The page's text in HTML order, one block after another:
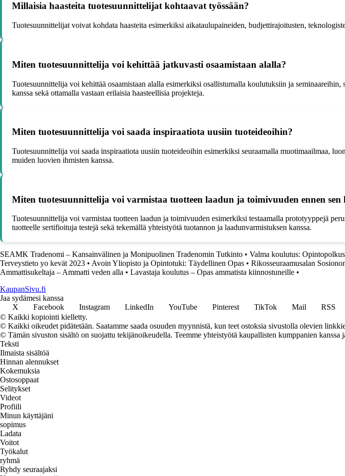
Millaisia haasteita tuotesuunnittelijat kohtaavat työssään?
Tuotesuunnittelijat voivat kohdata haasteita esimerkiksi aikataulupaineiden, budjettirajoitusten,
Miten tuotesuunnittelija voi kehittää jatkuvasti osaamistaan alalla?
Tuotesuunnittelija voi kehittää osaamistaan alalla esimerkiksi osallistumalla koulutuksiin ja
kanssa sekä ottamalla vastaan erilaisia haasteellisia projekteja.
Miten tuotesuunnittelija voi saada inspiraatiota uusiin tuoteideoihin?
Tuotesuunnittelija voi saada inspiraatiota uusiin tuoteideoihin esimerkiksi seuraamalla muotimaailmaa,
muiden luovien ihmisten kanssa.
Miten tuotesuunnittelija voi varmistaa tuotteen laadun ja toimivuuden ennen sen
Tuotesuunnittelija voi varmistaa tuotteen laadun ja toimivuuden esimerkiksi testaamalla prototyyppejä
tuotteelle sertifioituja testejä sekä tekemällä yhteistyötä tuotannon ja laadunvarmistuksen kanssa.
SEAMK Tradenomi – Kansainvälinen ja Monipuolinen Tradenomin Tutkinto • Valma koulutus:
Terveystieto yo kevät 2023 • Avoin Yliopisto ja Opintotuki: Täydellinen Opas • Rikosseuraamusalan
Ammattisukeltaja – Ammatti veden alla • Lavastaja koulutus – Opas ammatista kiinnostuneille •
KaupanSivu.fi
Jaa sydämesi kanssa
X
Facebook Instagram LinkedIn YouTube Pinterest TikTok Mail
RSS
© Kaikki kopiointi kielletty.
© Kaikki oikeudet pidätetään. Saatamme saada osuuden myynnistä, kun teet ostoksia sivustolla olevien
© Tämän sivuston sisältö on suojattu tekijänoikeudella. Teemme yhteistyötä kaupallisten kumppanien
Teksti
Ilmaista sisältöä
Hinnan alennukset
Kokemuksia
Ostosoppaat
Selitykset
Videot
Profiili
Minun käyttäjäni
sopimus
Ladata
Voitot
Työkalut
ryhmä
Ryhdy seuraajaksi